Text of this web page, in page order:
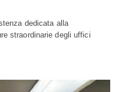
dedicata alla
straordinarie degli uffici